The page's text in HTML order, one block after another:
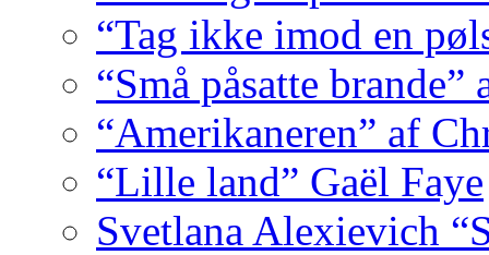
“Tag ikke imod en
“Små påsatte
“Amerikaneren” af
“Lille land” Gaël Faye
Svetlana Alexievich